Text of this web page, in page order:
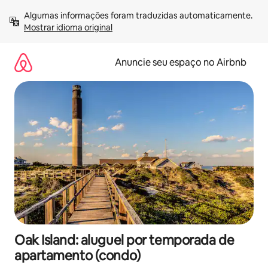
para
Mostrar idioma original
Anuncie seu espaço no Airbnb
Oak Island: aluguel por temporada de
apartamento (condo)